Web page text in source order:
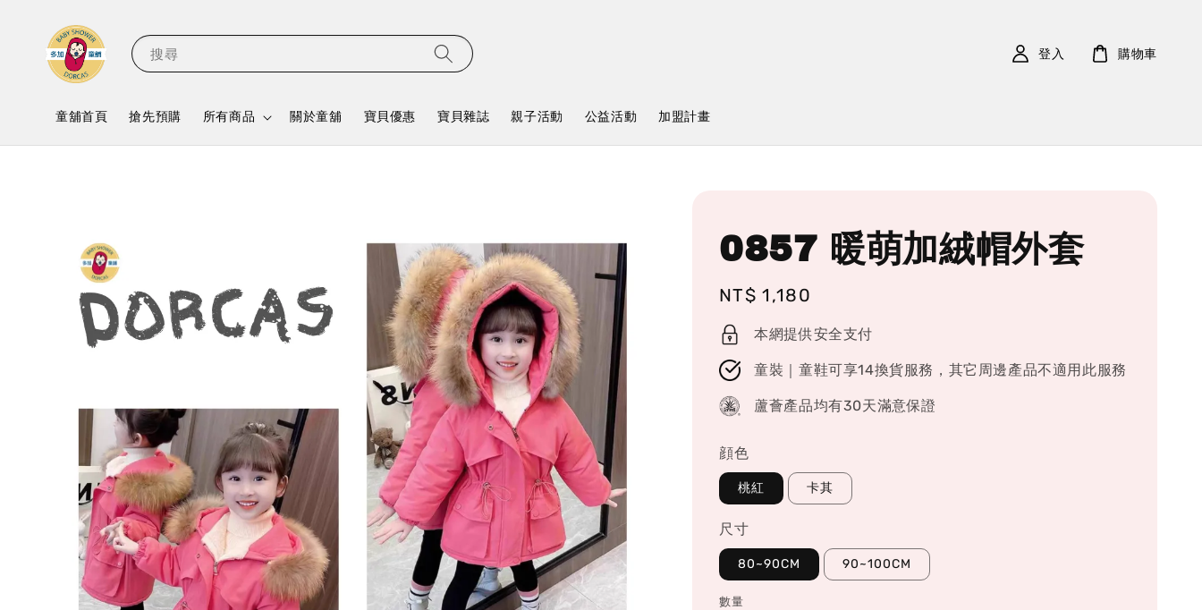
搜尋
童舖首頁 搶先預購 所有商品 關於童舖 寶貝優惠 寶貝雜誌 親子活動 公益活動 加盟計畫
登入 購物車
0857 暖萌加絨帽外套
Regular
price
NT$ 1,180
本網提供安全支付
童裝｜童鞋可享14換貨服務，其它周邊產品不適用此服務
蘆薈產品均有30天滿意保證
顔色
桃紅 卡其
尺寸
80~90CM 90~100CM
數量